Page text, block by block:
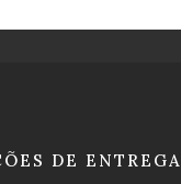
DE ENTREGA